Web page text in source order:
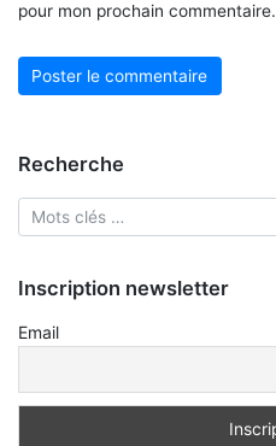
pour mon prochain commentaire.
Recherche
Inscription newsletter
Email